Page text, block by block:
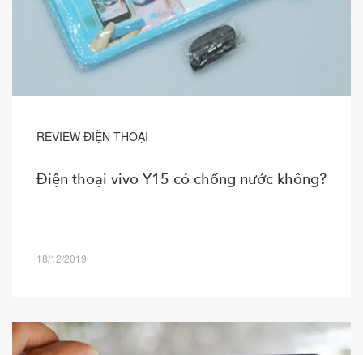
REVIEW ĐIỆN THOẠI
Điện thoại vivo Y15 có chống nước không?
18/12/2019